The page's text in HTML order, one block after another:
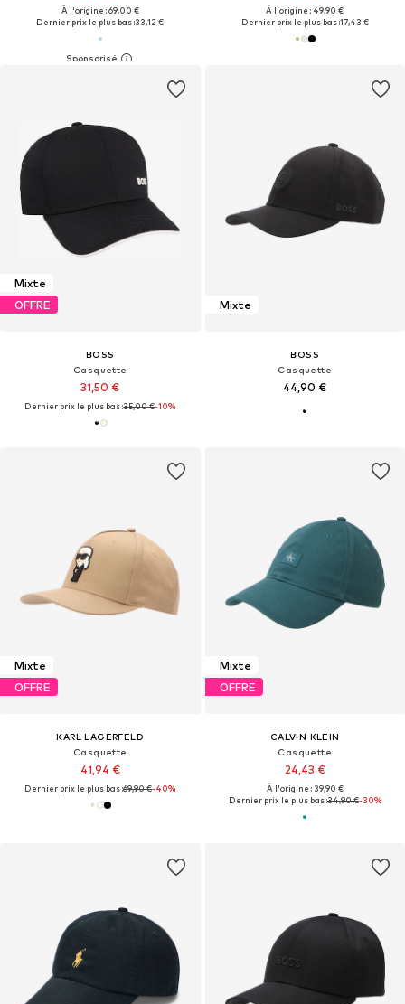
À l'origine : 69,00 €
Dernier prix le plus bas :33,12 €
À l'origine : 49,90 €
Dernier prix le plus bas :17,43 €
Mixte
OFFRE
BOSS
Casquette
31,50 €
Dernier prix le plus bas :35,00 €-10%
Mixte
BOSS
Casquette
44,90 €
Mixte
OFFRE
KARL LAGERFELD
Casquette
41,94 €
Dernier prix le plus bas :69,90 €-40%
Mixte
OFFRE
CALVIN KLEIN
Casquette
24,43 €
À l'origine : 39,90 €
Dernier prix le plus bas :34,90 €-30%